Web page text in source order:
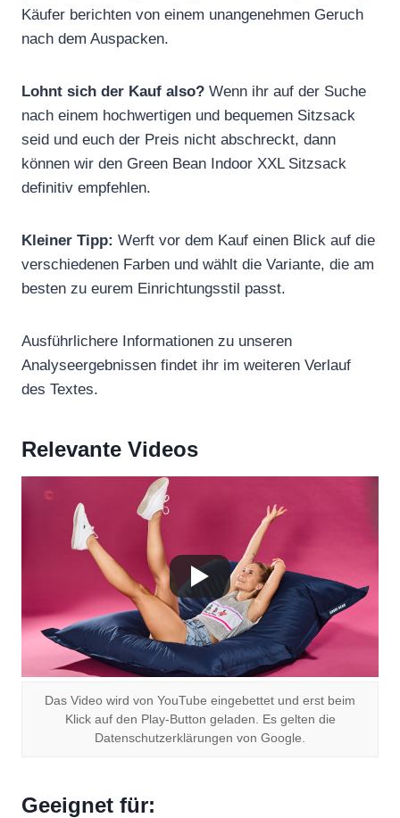
Käufer berichten von einem unangenehmen Geruch
nach dem Auspacken.
Lohnt sich der Kauf also? Wenn ihr auf der Suche
nach einem hochwertigen und bequemen Sitzsack
seid und euch der Preis nicht abschreckt, dann
können wir den Green Bean Indoor XXL Sitzsack
definitiv empfehlen.
Kleiner Tipp: Werft vor dem Kauf einen Blick auf die
verschiedenen Farben und wählt die Variante, die am
besten zu eurem Einrichtungsstil passt.
Ausführlichere Informationen zu unseren
Analyseergebnissen findet ihr im weiteren Verlauf
des Textes.
Relevante Videos
Das Video wird von YouTube eingebettet und erst beim
Klick auf den Play-Button geladen. Es gelten die
Datenschutzerklärungen von Google.
Geeignet für: